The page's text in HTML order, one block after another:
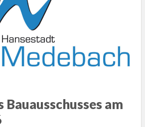
Bauausschusses am